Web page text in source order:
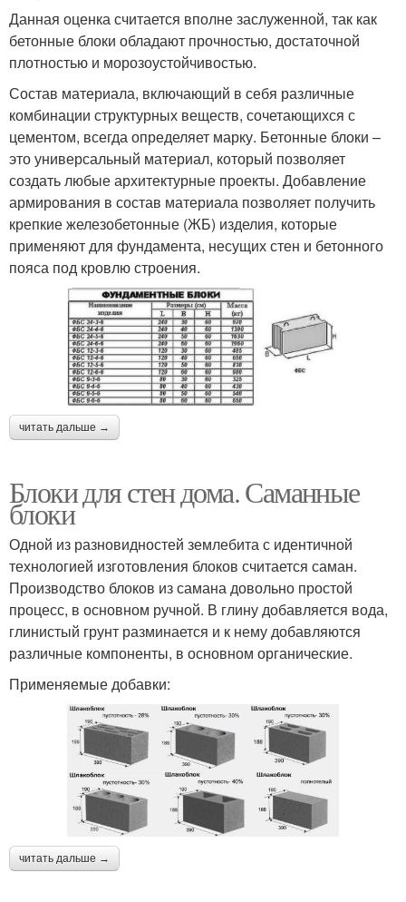
Данная оценка считается вполне заслуженной, так как
бетонные блоки обладают прочностью, достаточной
плотностью и морозоустойчивостью.
Состав материала, включающий в себя различные
комбинации структурных веществ, сочетающихся с
цементом, всегда определяет марку. Бетонные блоки –
это универсальный материал, который позволяет
создать любые архитектурные проекты. Добавление
армирования в состав материала позволяет получить
крепкие железобетонные (ЖБ) изделия, которые
применяют для фундамента, несущих стен и бетонного
пояса под кровлю строения.
читать дальше →
Блоки для стен дома. Саманные
блоки
Одной из разновидностей землебита с идентичной
технологией изготовления блоков считается саман.
Производство блоков из самана довольно простой
процесс, в основном ручной. В глину добавляется вода,
глинистый грунт разминается и к нему добавляются
различные компоненты, в основном органические.
Применяемые добавки:
читать дальше →